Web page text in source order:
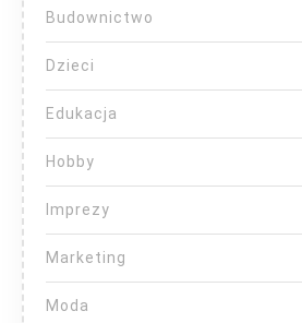
Budownictwo
Dzieci
Edukacja
Hobby
Imprezy
Marketing
Moda